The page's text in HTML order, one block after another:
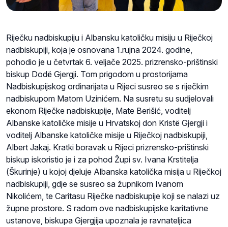
Riječku nadbiskupiju i Albansku katoličku misiju u Riječkoj
nadbiskupiji, koja je osnovana 1.rujna 2024. godine,
pohodio je u četvrtak 6. veljače 2025. prizrensko-prištinski
biskup Dodë Gjergji. Tom prigodom u prostorijama
Nadbiskupijskog ordinarijata u Rijeci susreo se s riječkim
nadbiskupom Matom Uzinićem. Na susretu su sudjelovali
ekonom Riječke nadbiskupije, Mate Berišić, voditelj
Albanske katoličke misije u Hrvatskoj don Kristë Gjergji i
voditelj Albanske katoličke misije u Riječkoj nadbiskupiji,
Albert Jakaj. Kratki boravak u Rijeci prizrensko-prištinski
biskup iskoristio je i za pohod Župi sv. Ivana Krstitelja
(Škurinje) u kojoj djeluje Albanska katolička misija u Riječkoj
nadbiskupiji, gdje se susreo sa župnikom Ivanom
Nikolićem, te Caritasu Riječke nadbiskupije koji se nalazi uz
župne prostore. S radom ove nadbiskupijske karitativne
ustanove, biskupa Gjergjija upoznala je ravnateljica